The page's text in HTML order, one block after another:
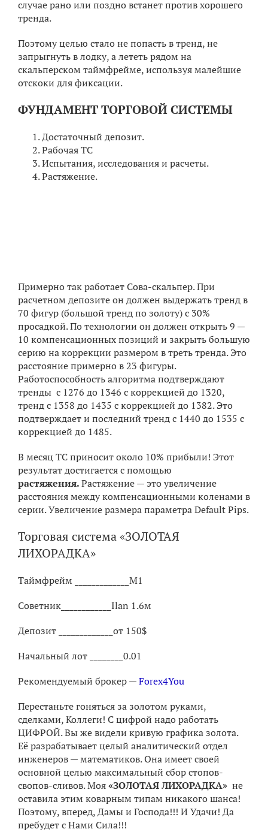
случае рано или поздно встанет против хорошего
тренда.
Поэтому целью стало не попасть в тренд, не
запрыгнуть в лодку, а лететь рядом на
скальперском таймфрейме, используя малейшие
отскоки для фиксации.
ФУНДАМЕНТ ТОРГОВОЙ СИСТЕМЫ
Достаточный депозит.
Рабочая ТС
Испытания, исследования и расчеты.
Растяжение.
Примерно так работает Сова-скальпер. При
расчетном депозите он должен выдержать тренд в
70 фигур (большой тренд по золоту) с 30%
просадкой. По технологии он должен открыть 9 —
10 компенсационных позиций и закрыть большую
серию на коррекции размером в треть тренда. Это
расстояние примерно в 23 фигуры.
Работоспособность алгоритма подтверждают
тренды с 1276 до 1346 с коррекцией до 1320,
тренд с 1358 до 1435 с коррекцией до 1382. Это
подтверждает и последний тренд с 1440 до 1535 с
коррекцией до 1485.
В месяц ТС приносит около 10% прибыли! Этот
результат достигается с помощью
растяжения.Растяжение — это увеличение
расстояния между компенсационными коленами в
серии. Увеличение размера параметра Default Pips.
Торговая система «ЗОЛОТАЯ
ЛИХОРАДКА»
Таймфрейм _____________М1
Советник____________Ilan 1.6м
Депозит _____________от 150$
Начальный лот ________0.01
Рекомендуемый брокер —Forex4You
Перестаньте гоняться за золотом руками,
сделками, Коллеги! С цифрой надо работать
ЦИФРОЙ. Вы же видели кривую графика золота.
Её разрабатывает целый аналитический отдел
инженеров — математиков. Она имеет своей
основной целью максимальный сбор стопов-
свопов-сливов. Моя«ЗОЛОТАЯ ЛИХОРАДКА» не
оставила этим коварным типам никакого шанса!
Поэтому, вперед, Дамы и Господа!!! И Удачи! Да
пребудет с Нами Сила!!!